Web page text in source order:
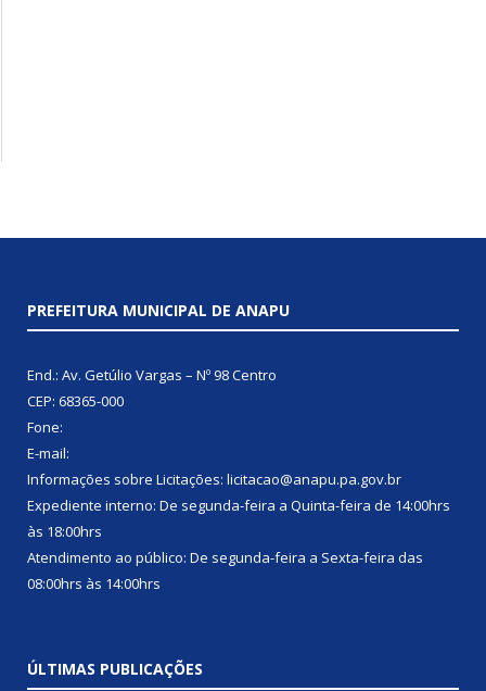
PREFEITURA MUNICIPAL DE ANAPU
End.: Av. Getúlio Vargas – Nº 98 Centro
CEP: 68365-000
Fone:
E-mail:
Informações sobre Licitações: licitacao@anapu.pa.gov.br
Expediente interno: De segunda-feira a Quinta-feira de 14:00hrs
às 18:00hrs
Atendimento ao público: De segunda-feira a Sexta-feira das
08:00hrs às 14:00hrs
ÚLTIMAS PUBLICAÇÕES